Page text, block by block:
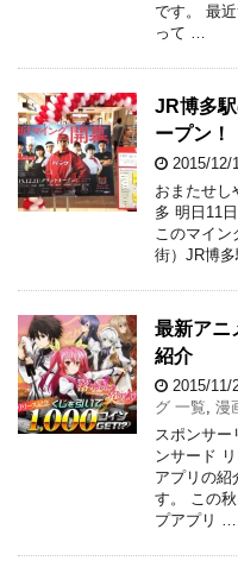
です。 最
って …
JR博多
ープン！
2015/12/
おまたせし
多 明日11
このマイ
街）JR博
最新アニ
紹介
2015/11/
グ 一覧 漫
スポンサ
ンサード
アプリの紹
す。 この
プアプリ …